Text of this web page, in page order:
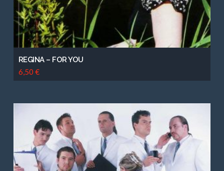
REGINA – FOR YOU
6,50 €